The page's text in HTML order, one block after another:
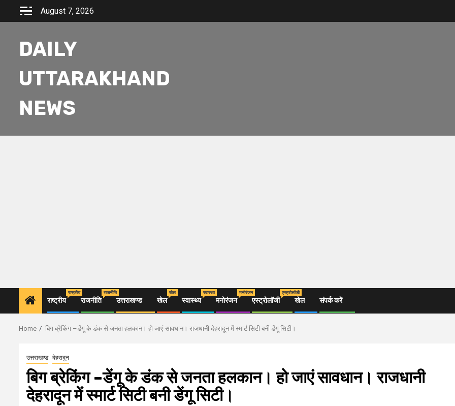
August 7, 2026
DAILY
UTTARAKHAND
NEWS
राष्ट्रीय
राष्ट्रीय
राजनीति
राजनीति
उत्तराखण्ड खेल
खेल
स्वास्थ्य
स्वास्थ्य
मनोरंजन
मनोरंजन
एस्ट्रोलॉजी
एस्ट्रोलॉजी
खेल संपर्क करें
Home बिग ब्रेकिंग –डेंगू के डंक से जनता हलकान। हो जाएं सावधान। राजधानी देहरादून में स्मार्ट सिटी बनी डेंगू सिटी।
उत्तराखण्ड देहरादून
बिग ब्रेकिंग –डेंगू के डंक से जनता हलकान। हो जाएं सावधान। राजधानी
देहरादून में स्मार्ट सिटी बनी डेंगू सिटी।